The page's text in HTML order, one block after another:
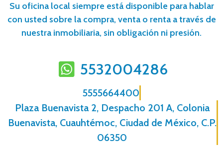
Su oficina local siempre está disponible para hablar
con usted sobre la compra, venta o renta a través de
nuestra inmobiliaria, sin obligación ni presión.
5532004286
5555664400
Plaza Buenavista 2, Despacho 201 A, Colonia
Buenavista, Cuauhtémoc, Ciudad de México, C.P.
06350